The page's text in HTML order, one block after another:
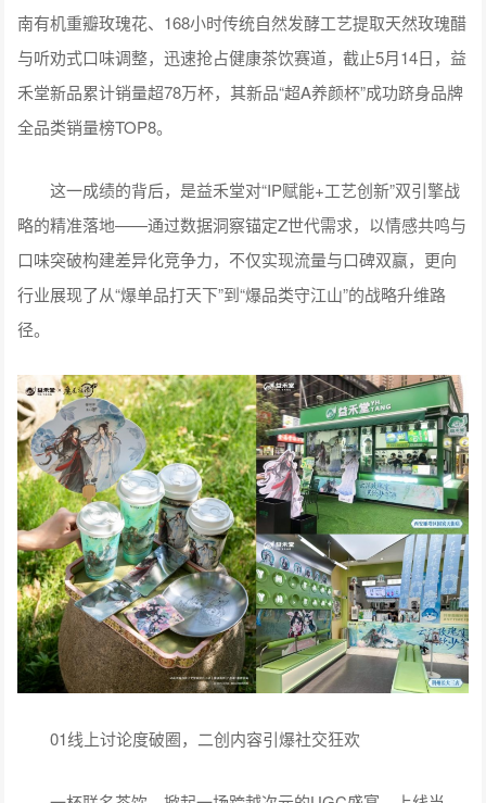
南有机重瓣玫瑰花、168小时传统自然发酵工艺提取天然玫瑰醋
与听劝式口味调整，迅速抢占健康茶饮赛道，截止5月14日，益
禾堂新品累计销量超78万杯，其新品“超A养颜杯”成功跻身品牌
全品类销量榜TOP8。
这一成绩的背后，是益禾堂对“IP赋能+工艺创新”双引擎战
略的精准落地——通过数据洞察锚定Z世代需求，以情感共鸣与
口味突破构建差异化竞争力，不仅实现流量与口碑双赢，更向
行业展现了从“爆单品打天下”到“爆品类守江山”的战略升维路
径。
01线上讨论度破圈，二创内容引爆社交狂欢